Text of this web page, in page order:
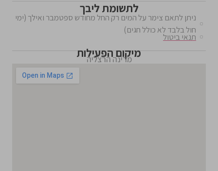
לתשומת ליבך
ניתן לתאם צימר על המים רק החל מחודש ספטמבר ואילך (ימי
חול בלבד לא כולל חגים)
תנאי ביטול
מיקום הפעילות
מרינה הרצליה